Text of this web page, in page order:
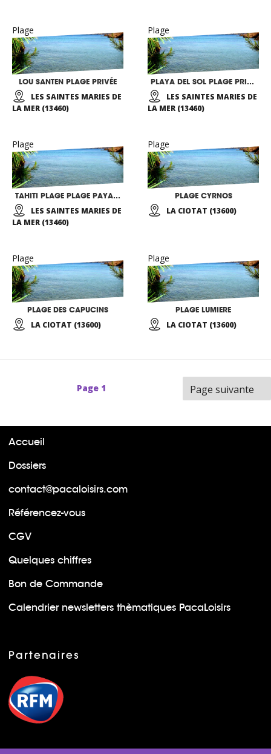
Plage
LOU SANTEN PLAGE PRIVÉE
LES SAINTES MARIES DE
LA MER (13460)
Plage
PLAYA DEL SOL PLAGE PRIVÉE
LES SAINTES MARIES DE
LA MER (13460)
Plage
TAHITI PLAGE PLAGE PAYANTE
LES SAINTES MARIES DE
LA MER (13460)
Plage
PLAGE CYRNOS
LA CIOTAT (13600)
Plage
PLAGE DES CAPUCINS
LA CIOTAT (13600)
Plage
PLAGE LUMIERE
LA CIOTAT (13600)
Page 1 Page suivante
Accueil
Dossiers
contact@pacaloisirs.com
Référencez-vous
CGV
Quelques chiffres
Bon de Commande
Calendrier newsletters thèmatiques PacaLoisirs
Partenaires